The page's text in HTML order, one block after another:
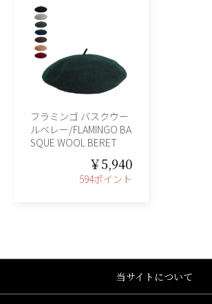
フラミンゴ バスクウー
ルベレー/FLAMINGO BA
SQUE WOOL BERET
￥5,940
594ポイント
当サイトについて